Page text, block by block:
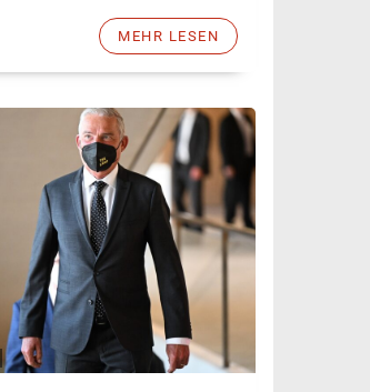
MEHR LESEN